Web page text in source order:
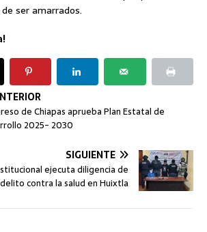
ser amarrados.
de Chiapas aprueba Plan Estatal de
2025- 2030
SIGUIENTE
ejecuta diligencia de
contra la salud en Huixtla